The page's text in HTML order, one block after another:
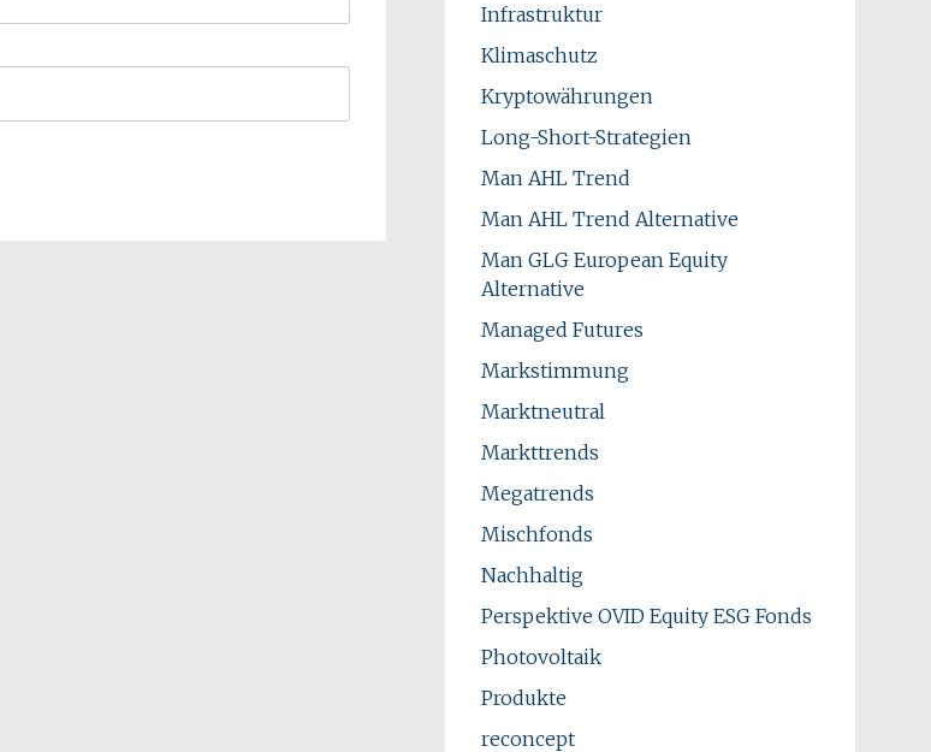
Infrastruktur
Klimaschutz
Kryptowährungen
Long-Short-Strategien
Man AHL Trend
Man AHL Trend Alternative
Man GLG European Equity
Alternative
Managed Futures
Markstimmung
Marktneutral
Markttrends
Megatrends
Mischfonds
Nachhaltig
Perspektive OVID Equity ESG Fonds
Photovoltaik
Produkte
reconcept